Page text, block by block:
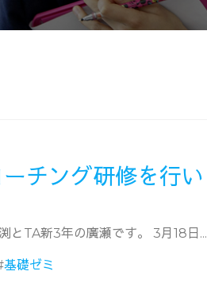
チング研修を行い
とTA新3年の廣瀬です。 3月18日...
基礎ゼミ